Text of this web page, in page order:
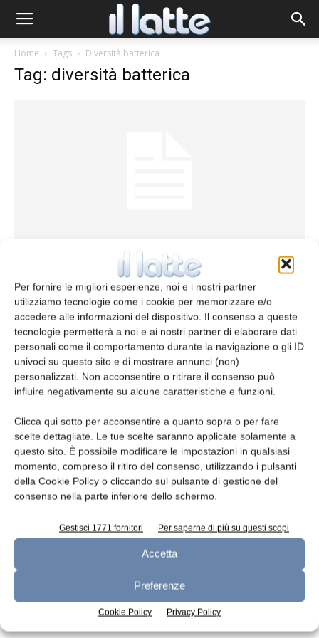
Per fornire le migliori esperienze, noi e i nostri partner
utilizziamo tecnologie come i cookie per memorizzare e/o
accedere alle informazioni del dispositivo. Il consenso a queste
tecnologie permetterà a noi e ai nostri partner di elaborare dati
personali come il comportamento durante la navigazione o gli ID
univoci su questo sito e di mostrare annunci (non)
personalizzati. Non acconsentire o ritirare il consenso può
influire negativamente su alcune caratteristiche e funzioni.
Clicca qui sotto per acconsentire a quanto sopra o per fare
scelte dettagliate. Le tue scelte saranno applicate solamente a
questo sito. È possibile modificare le impostazioni in qualsiasi
momento, compreso il ritiro del consenso, utilizzando i pulsanti
della Cookie Policy o cliccando sul pulsante di gestione del
consenso nella parte inferiore dello schermo.
Gestisci 1771 fornitori Per saperne di più su questi scopi
Accetta
Preferenze
Cookie Policy Privacy Policy
Home Tags Diversità batterica
Tag: diversità batterica
Studio della diversità microbica nel latte
crudo
redazione 2 Gennaio 2015
Leggi la rivista
n.7 - Luglio 2026 n.6 - Giugno 2026